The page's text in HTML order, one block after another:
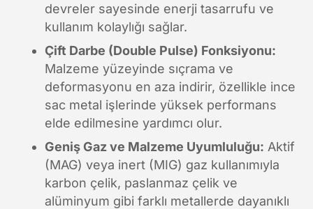
devreler sayesinde enerji tasarrufu ve
kullanım kolaylığı sağlar.
Çift Darbe (Double Pulse) Fonksiyonu:
Malzeme yüzeyinde sıçrama ve
deformasyonu en aza indirir, özellikle ince
sac metal işlerinde yüksek performans
elde edilmesine yardımcı olur.
Geniş Gaz ve Malzeme Uyumluluğu: Aktif
(MAG) veya inert (MIG) gaz kullanımıyla
karbon çelik, paslanmaz çelik ve
alüminyum gibi farklı metallerde dayanıklı